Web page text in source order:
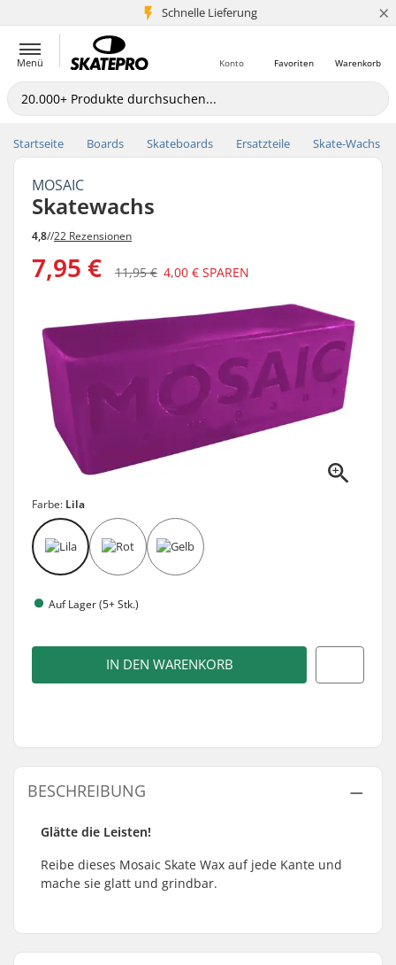
Schnelle Lieferung
5+ Mio. Kunden ×
Menü Warenkorb
Favoriten
Konto
Startseite Boards Skateboards Ersatzteile Skate-Wachs
MOSAIC
Skatewachs
4,8//22 Rezensionen
7,95 € 11,95 € 4,00 € SPAREN
Farbe: Lila
Auf Lager (5+ Stk.)
IN DEN WARENKORB
BESCHREIBUNG
Glätte die Leisten!
Reibe dieses Mosaic Skate Wax auf jede Kante und
mache sie glatt und grindbar.